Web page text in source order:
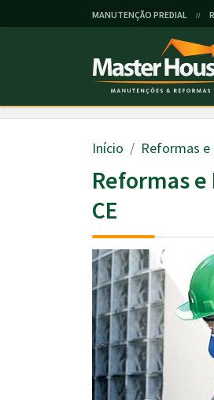
MANUTENÇÃO PREDIAL //
Início Reformas
Reformas
CE